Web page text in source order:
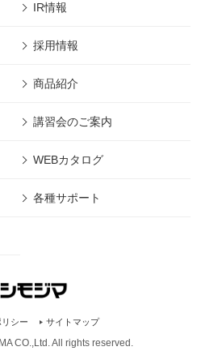
IR情報
採用情報
商品紹介
講習会のご案内
WEBカタログ
各種サポート
シー サイトマップ
CO.,Ltd. All rights reserved.